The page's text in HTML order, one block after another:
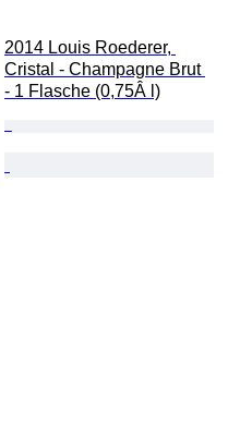
2014 Louis Roederer,
Cristal - Champagne Brut
- 1 Flasche (0,75Â l)